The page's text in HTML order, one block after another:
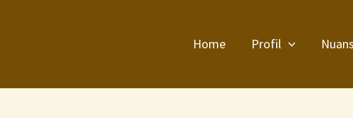
Home Profil